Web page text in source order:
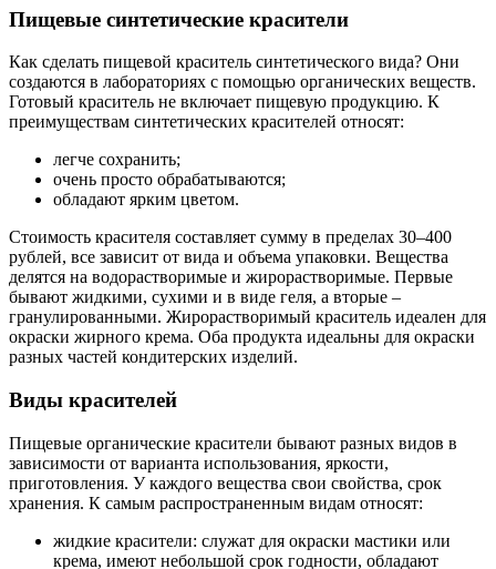
Пищевые синтетические красители
Как сделать пищевой краситель синтетического вида? Они
создаются в лабораториях с помощью органических веществ.
Готовый краситель не включает пищевую продукцию. К
преимуществам синтетических красителей относят:
легче сохранить;
очень просто обрабатываются;
обладают ярким цветом.
Стоимость красителя составляет сумму в пределах 30–400
рублей, все зависит от вида и объема упаковки. Вещества
делятся на водорастворимые и жирорастворимые. Первые
бывают жидкими, сухими и в виде геля, а вторые –
гранулированными. Жирорастворимый краситель идеален для
окраски жирного крема. Оба продукта идеальны для окраски
разных частей кондитерских изделий.
Виды красителей
Пищевые органические красители бывают разных видов в
зависимости от варианта использования, яркости,
приготовления. У каждого вещества свои свойства, срок
хранения. К самым распространенным видам относят:
жидкие красители: служат для окраски мастики или
крема, имеют небольшой срок годности, обладают